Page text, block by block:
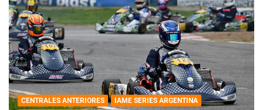
CENTRALES ANTERIORES
IAME SERIES ARGENTINA